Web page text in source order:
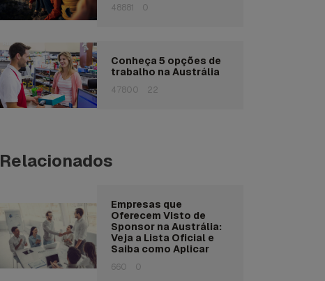
48881 0
Conheça 5 opções de
trabalho na Austrália
47800 22
Relacionados
Empresas que
Oferecem Visto de
Sponsor na Austrália:
Veja a Lista Oficial e
Saiba como Aplicar
660 0